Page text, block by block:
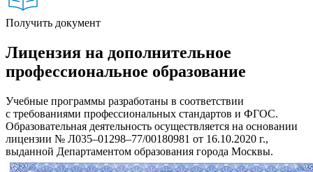
Получить документ
Лицензия на дополнительное
профессиональное образование
Учебные программы разработаны в соответствии
с требованиями профессиональных стандартов и ФГОС.
Образовательная деятельность осуществляется на основании
лицензии № Л035–01298–77/00180981 от 16.10.2020 г.,
выданной Департаментом образования города Москвы.